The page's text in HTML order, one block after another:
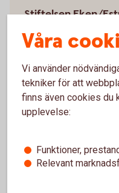
Stiftelsen Eken/
en bedömning av
som
Ansvar:
Stiftelsen Eken/
Våra
Vi använder
tekniker för att
finns även cookies du
upplevelse:
Funktioner,
Relevant